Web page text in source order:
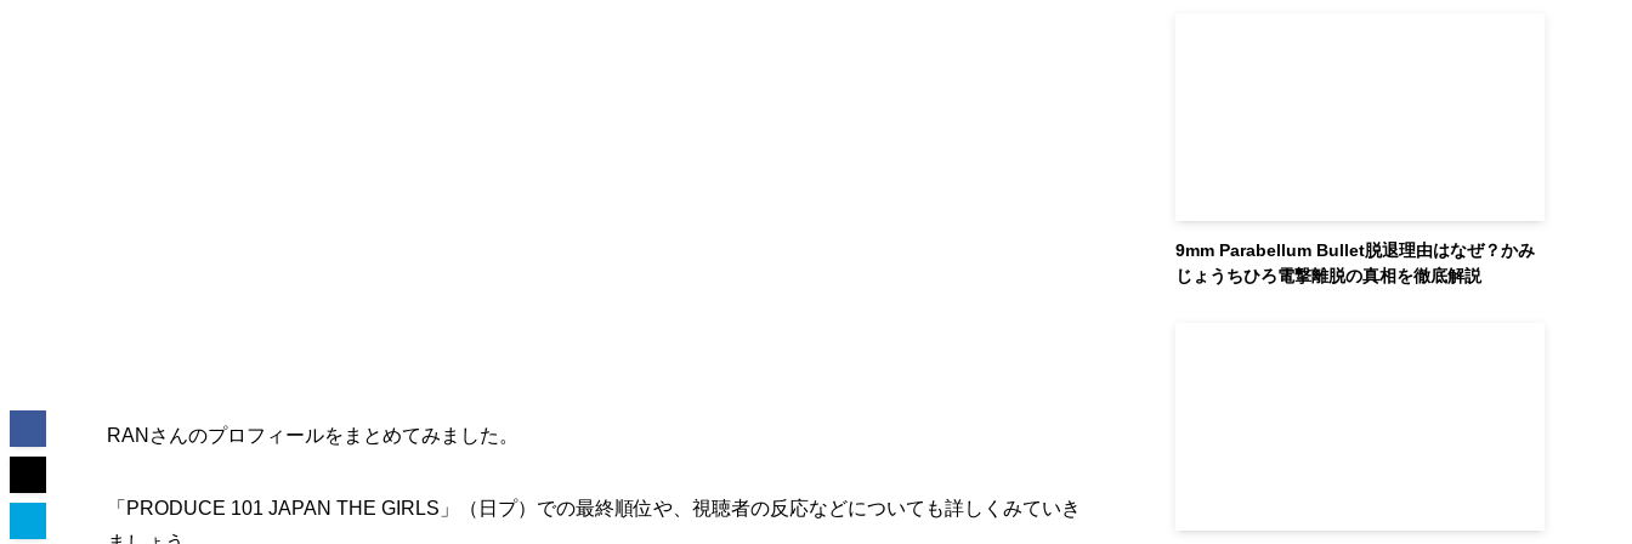
RANさんのプロフィールをまとめてみました。
「PRODUCE 101 JAPAN THE GIRLS」（日プ）での最終順位や、視聴者の反応などについても詳しくみていき
9mm Parabellum Bullet脱退理由はなぜ？かみ
じょうちひろ電撃離脱の真相を徹底解説